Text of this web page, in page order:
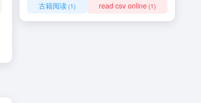
古籍阅读 (1) read csv online (1)